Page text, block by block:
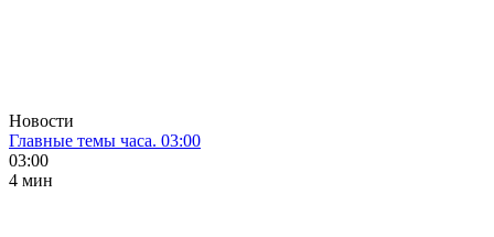
Новости
Главные темы часа. 03:00
03:00
4 мин